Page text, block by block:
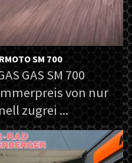
SM 700
GAS SM 700
von nur
zugrei ...